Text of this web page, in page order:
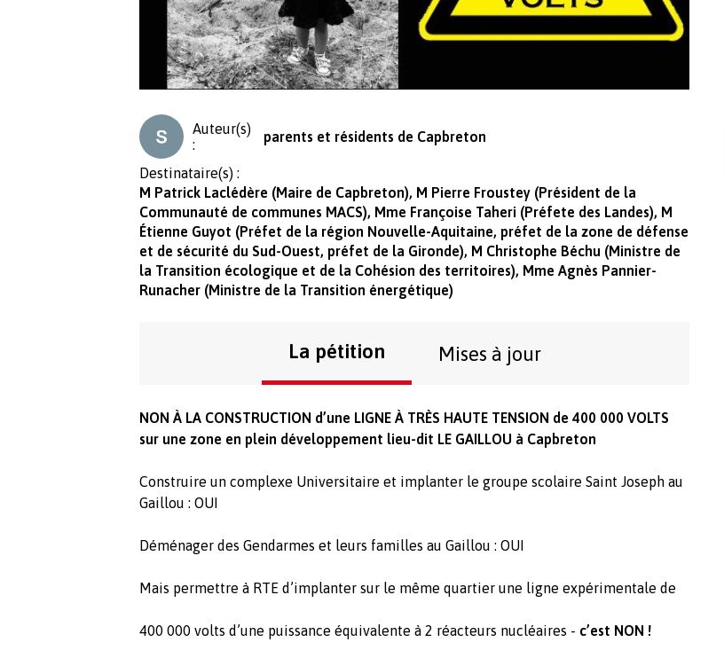
Auteur(s)
:
parents et résidents de Capbreton
Destinataire(s) :
M Patrick Laclédère (Maire de Capbreton), M Pierre Froustey (Président de la
Communauté de communes MACS), Mme Françoise Taheri (Préfete des Landes), M
Étienne Guyot (Préfet de la région Nouvelle-Aquitaine, préfet de la zone de défense
et de sécurité du Sud-Ouest, préfet de la Gironde), M Christophe Béchu (Ministre de
la Transition écologique et de la Cohésion des territoires), Mme Agnès Pannier-
Runacher (Ministre de la Transition énergétique)
La pétition Mises à jour
NON À LA CONSTRUCTION d’une LIGNE À TRÈS HAUTE TENSION de 400 000 VOLTS
sur une zone en plein développement lieu-dit LE GAILLOU à Capbreton
Construire un complexe Universitaire et implanter le groupe scolaire Saint Joseph au
Gaillou : OUI
Déménager des Gendarmes et leurs familles au Gaillou : OUI
Mais permettre à RTE d’implanter sur le même quartier une ligne expérimentale de
400 000 volts d’une puissance équivalente à 2 réacteurs nucléaires - c’est NON !